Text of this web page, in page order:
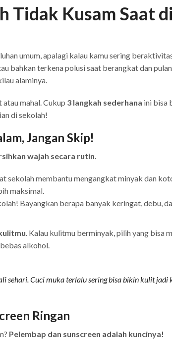
Tidak Kusam Saat
umum, apalagi kalau kamu sering
bahkan terkena polusi saat berangkat dan
alaminya.
mahal. Cukup 3 langkah sederhana ini bisa
di sekolah!
Jangan Skip!
wajah secara rutin.
sekolah membantu mengangkat minyak dan
maksimal.
Bayangkan berapa banyak keringat, debu,
. Kalau kulitmu berminyak, pilih yang bisa
alkohol.
sehari. Cuci muka terlalu sering bisa bikin kulit jadi
Ringan
Pelembap dan sunscreen adalah kuncinya!